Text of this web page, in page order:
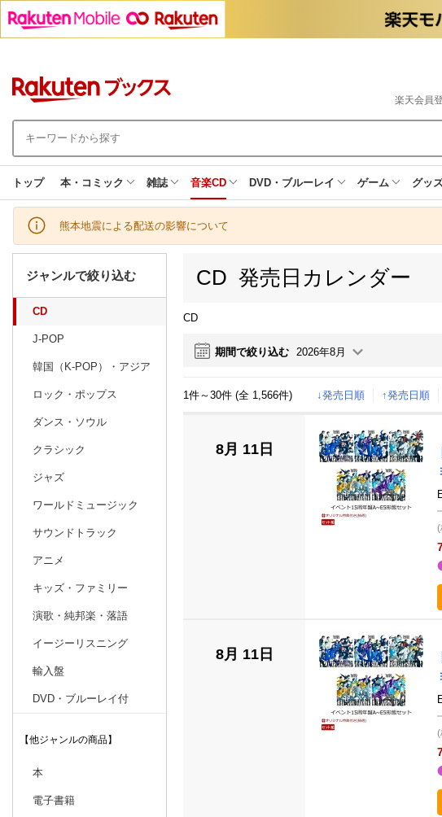
楽天会員
トップ 本・コミック 雑誌 音楽CD DVD・ブルーレイ ゲーム グッ
熊本地震による配送の影響について
ジャンルで絞り込む
CD
J-POP
韓国（K-POP）・アジア
ロック・ポップス
ダンス・ソウル
クラシック
ジャズ
ワールドミュージック
サウンドトラック
アニメ
キッズ・ファミリー
演歌・純邦楽・落語
イージーリスニング
輸入盤
DVD・ブルーレイ付
【他ジャンルの商品】
本
電子書籍
CD 発売日カレンダー
CD
期間で絞り込む 2026年8月
日別 週間 月間
2026年6月
1件～30件 (全 1,566件) ↓発売日順 ↑発売日順
8月 11日
(
8月 11日
(